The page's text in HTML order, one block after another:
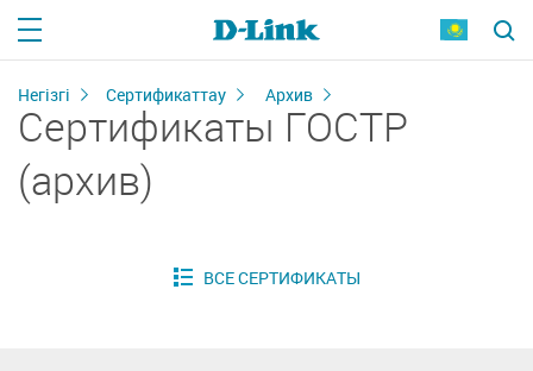
Негізгі Сертификаттау Архив
Сертификаты ГОСТР
(архив)